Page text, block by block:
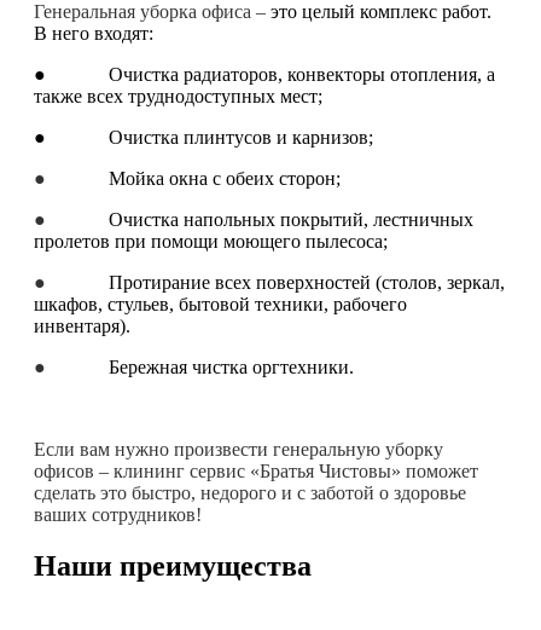
Генеральная уборка офиса – это целый комплекс работ.
В него входят:
● Очистка радиаторов, конвекторы отопления, а
также всех труднодоступных мест;
● Очистка плинтусов и карнизов;
● Мойка окна с обеих сторон;
● Очистка напольных покрытий, лестничных
пролетов при помощи моющего пылесоса;
● Протирание всех поверхностей (столов, зеркал,
шкафов, стульев, бытовой техники, рабочего
инвентаря).
● Бережная чистка оргтехники.
Если вам нужно произвести генеральную уборку
офисов – клининг сервис «Братья Чистовы» поможет
сделать это быстро, недорого и с заботой о здоровье
ваших сотрудников!
Наши преимущества